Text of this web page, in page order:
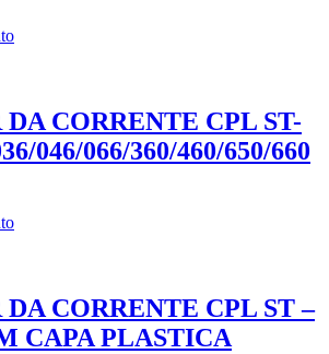
CORRENTE CPL ST-
046/066/360/460/650/660
CORRENTE CPL ST –
CAPA PLASTICA